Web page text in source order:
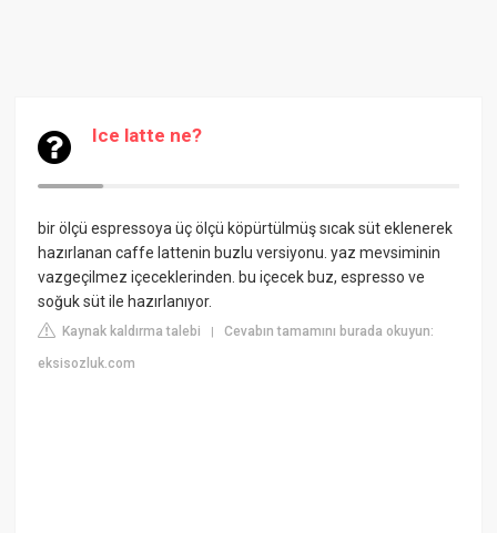
Ice latte ne?
bir ölçü espressoya üç ölçü köpürtülmüş sıcak süt eklenerek
hazırlanan caffe lattenin buzlu versiyonu. yaz mevsiminin
vazgeçilmez içeceklerinden. bu içecek buz, espresso ve
soğuk süt ile hazırlanıyor.
Kaynak kaldırma talebi |Cevabın tamamını burada okuyun:
eksisozluk.com